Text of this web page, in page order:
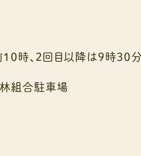
０時、２回目以降は９時３０
組合駐車場